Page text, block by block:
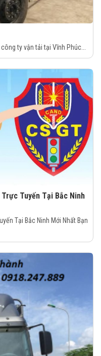
ty vận tải tại Vĩnh Phúc...
Tuyến Tại Bắc Ninh
Tại Bắc Ninh Mới Nhất Bạn